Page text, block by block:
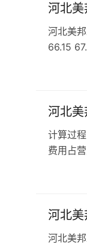
河北
河北美
66.15
河北美
计算过
费用占
河北
河北美